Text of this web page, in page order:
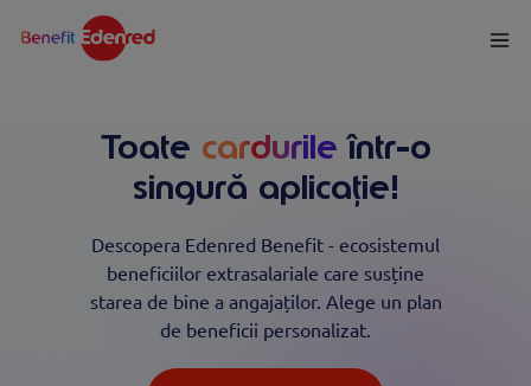
Toate avantajeleîntr-
o singură aplicație!
Descopera Edenred Benefit - ecosistemul
beneficiilor extrasalariale care susține
starea de bine a angajaților. Alege un plan
de beneficii personalizat.